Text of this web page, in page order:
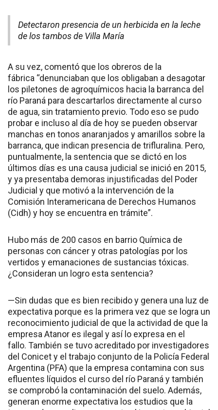
Detectaron presencia de un herbicida en la leche
de los tambos de Villa María
A su vez, comentó que los obreros de la
fábrica “denunciaban que los obligaban a desagotar
los piletones de agroquímicos hacia la barranca del
río Paraná para descartarlos directamente al curso
de agua, sin tratamiento previo. Todo eso se pudo
probar e incluso al día de hoy se pueden observar
manchas en tonos anaranjados y amarillos sobre la
barranca, que indican presencia de trifluralina. Pero,
puntualmente, la sentencia que se dictó en los
últimos días es una causa judicial se inició en 2015,
y ya presentaba demoras injustificadas del Poder
Judicial y que motivó a la intervención de la
Comisión Interamericana de Derechos Humanos
(Cidh) y hoy se encuentra en trámite”.
Hubo más de 200 casos en barrio Química de
personas con cáncer y otras patologías por los
vertidos y emanaciones de sustancias tóxicas.
¿Consideran un logro esta sentencia?
—Sin dudas que es bien recibido y genera una luz de
expectativa porque es la primera vez que se logra un
reconocimiento judicial de que la actividad de que la
empresa Atanor es ilegal y así lo expresa en el
fallo. También se tuvo acreditado por investigadores
del Conicet y el trabajo conjunto de la Policía Federal
Argentina (PFA) que la empresa contamina con sus
efluentes líquidos el curso del río Paraná y también
se comprobó la contaminación del suelo. Además,
generan enorme expectativa los estudios que la